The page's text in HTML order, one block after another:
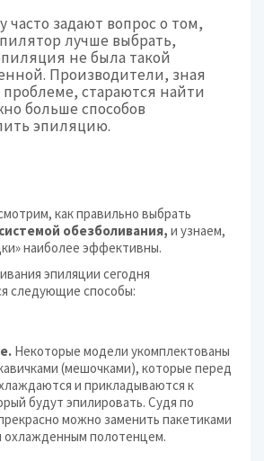
часто задают вопрос о том,
лучше выбрать,
не была такой
Производители, зная
проблеме, стараются найти
больше способов
эпиляцию.
как правильно выбрать
обезболивания, и узнаем,
наиболее эффективны.
эпиляции сегодня
следующие способы:
Некоторые модели укомплектованы
(мешочками), которые перед
и прикладываются к
будут эпилировать. Судя по
можно заменить пакетиками
охлажденным полотенцем.